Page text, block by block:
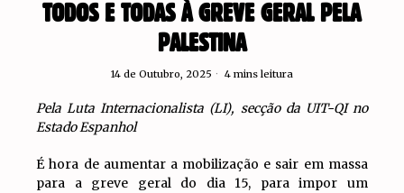
TODOS E TODAS À GREVE GERAL PELA
PALESTINA
14 de Outubro, 2025 4 mins leitura
Pela Luta Internacionalista (LI), secção da UIT-QI no
Estado Espanhol
É hora de aumentar a mobilização e sair em massa
para a greve geral do dia 15, para impor um